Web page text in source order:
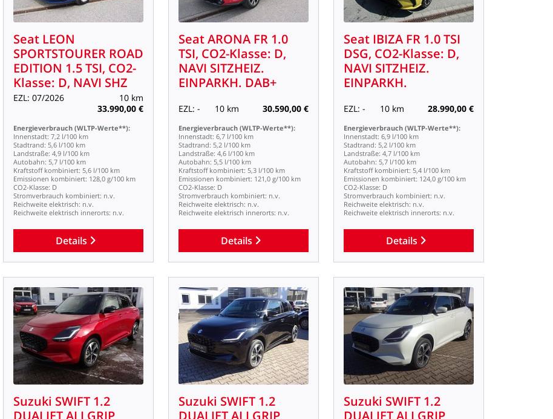
Seat LEON
SPORTSTOURER ROAD
EDITION 1.5TSI, CO2-
Klasse: D, NAVI SHZ
EZL: 07/2026 10 km
33.990,00 €
Energieverbrauch (WLTP-Werte**):
Innenstadt: 7,2 l/100 km
Stadtrand: 5,6 l/100 km
Landstraße: 4,9 l/100 km
Autobahn: 5,7 l/100 km
Kraftstoff kombiniert: 5,6 l/100 km
Emissionen kombiniert: 128,0 g/100 km
CO2-Klasse: D
Stromverbrauch kombiniert: n.v.
Reichweite elektrisch: n.v.
Reichweite elektrisch innerorts: n.v.
Details
SeatARONA FR 1.0
TSI, CO2-Klasse: D,
NAVI SITZHEIZ.
EINPARKH. DAB+
EZL: - 10 km 30.590,00 €
Energieverbrauch (WLTP-Werte**):
Innenstadt: 6,7 l/100 km
Stadtrand: 5,2 l/100 km
Landstraße: 4,6 l/100 km
Autobahn: 5,5 l/100 km
Kraftstoff kombiniert: 5,3 l/100 km
Emissionen kombiniert: 121,0 g/100 km
CO2-Klasse: D
Stromverbrauch kombiniert: n.v.
Reichweite elektrisch: n.v.
Reichweite elektrisch innerorts: n.v.
Details
Seat IBIZA FR 1.0TSI
DSG, CO2-Klasse: D,
NAVI SITZHEIZ.
EINPARKH.
EZL: - 10 km 28.990,00 €
Energieverbrauch (WLTP-Werte**):
Innenstadt: 6,9 l/100 km
Stadtrand: 5,2 l/100 km
Landstraße: 4,7 l/100 km
Autobahn: 5,7 l/100 km
Kraftstoff kombiniert: 5,4 l/100 km
Emissionen kombiniert: 124,0 g/100 km
CO2-Klasse: D
Stromverbrauch kombiniert: n.v.
Reichweite elektrisch: n.v.
Reichweite elektrisch innerorts: n.v.
Details
Suzuki SWIFT 1.2
DUALJET ALLGRIP
Suzuki SWIFT 1.2
DUALJET ALLGRIP
Suzuki SWIFT 1.2
DUALJET ALLGRIP